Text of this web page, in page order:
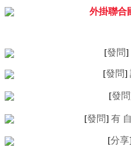
外掛聯合
[發問]
[發問]
[發問
[發問] 有
[分享